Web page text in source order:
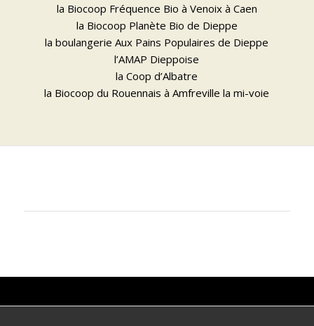
la Biocoop Fréquence Bio à Venoix à Caen
la Biocoop Planète Bio de Dieppe
la boulangerie Aux Pains Populaires de Dieppe
l’AMAP Dieppoise
la Coop d’Albatre
la Biocoop du Rouennais à Amfreville la mi-voie